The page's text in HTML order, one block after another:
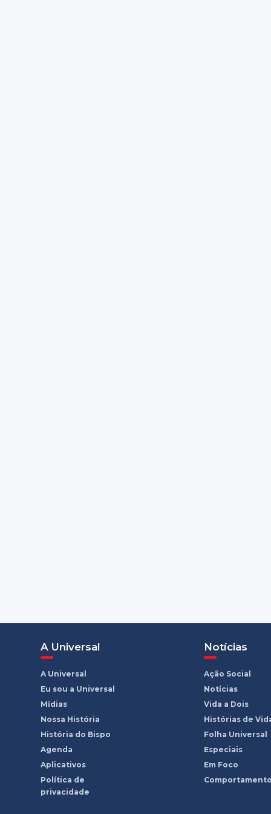
A Universal
A Universal
Eu sou a Universal
Mídias
Nossa História
História do Bispo
Agenda
Aplicativos
Política de
privacidade
Notícias
Ação Social
Notícias
Vida a Dois
Histórias de
Folha Universal
Especiais
Em Foco
Comportamento